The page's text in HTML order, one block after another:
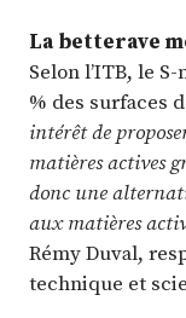
La betterave
Selon l’ITB, le
% des surfaces
intérêt de
matières actives
donc une
aux matières
Rémy Duval,
technique et